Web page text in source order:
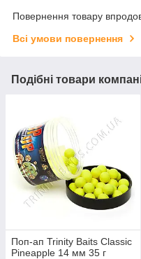
Повернення товару
Всі умови повернення
Подібні товари
Поп-ап Trinity Baits Classic
Pineapple 14 мм 35 г